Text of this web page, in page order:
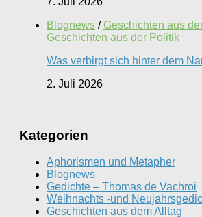
Blognews / Geschichten aus
Geschichten aus der Politik
Was verbirgt sich hinter dem
2. Juli 2026
Kategorien
Aphorismen und Metapher
Blognews
Gedichte – Thomas de Vachroi
Weihnachts -und
Geschichten aus dem Alltag